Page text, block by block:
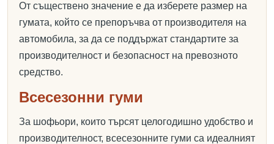
От съществено значение е да изберете размер на
гумата, който се препоръчва от производителя на
автомобила, за да се поддържат стандартите за
производителност и безопасност на превозното
средство.
Всесезонни гуми
За шофьори, които търсят целогодишно удобство и
производителност, всесезонните гуми са идеалният